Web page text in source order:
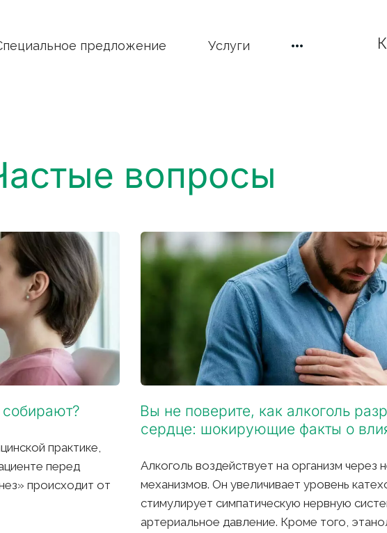
предложение Услуги
вопросы
практике,
перед
происходит от
Вы не поверите, как алкоголь
сердце: шокирующие факты о
Алкоголь воздействует на организм через
механизмов. Он увеличивает уровень
стимулирует симпатическую нервную
артериальное давление. Кроме того,